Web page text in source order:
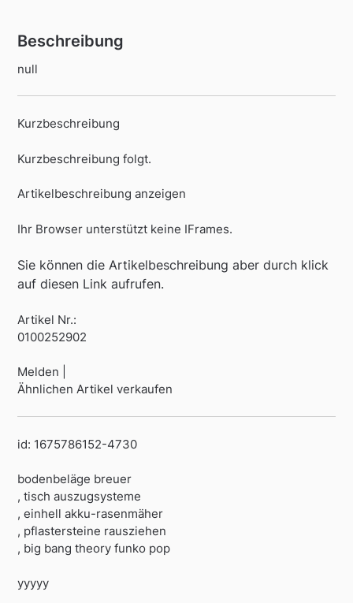
Beschreibung
null
Kurzbeschreibung
Kurzbeschreibung folgt.
Artikelbeschreibung anzeigen
Ihr Browser unterstützt keine IFrames.
Sie können die Artikelbeschreibung aber durch klick
auf diesen Link aufrufen.
Artikel Nr.:
0100252902
Melden |
Ähnlichen Artikel verkaufen
id: 1675786152-4730
bodenbeläge breuer
, tisch auszugsysteme
, einhell akku-rasenmäher
, pflastersteine rausziehen
, big bang theory funko pop
yyyyy